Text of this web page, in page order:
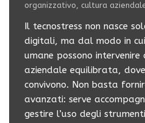
organizzativo, cultura
Il tecnostress non nasce
digitali, ma dal modo in
umane possono
aziendale equilibrata,
convivono. Non basta
avanzati: serve
gestire l’uso degli